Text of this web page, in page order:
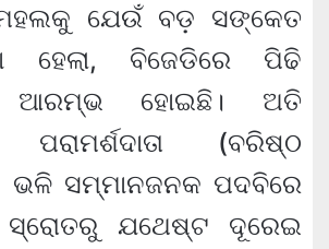
ମହଲକୁ ଯେଉଁ ବଡ଼ ସଙ୍କେତ
ହେଲା, ବିଜେଡିରେ ପିଢି
ଆରମ୍ଭ ହୋଇଛି। ଅତି
(ବରିଷ୍ଠ
ଭଳି ସମ୍ମାନଜନକ ପଦବିରେ
ଯଥେଷ୍ଟ ଦୂରେଇ